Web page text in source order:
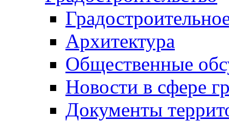
Архитектура
Общественные
Новости в сфере
Документы